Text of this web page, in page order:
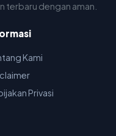
terbaru dengan aman.
Kami
Privasi